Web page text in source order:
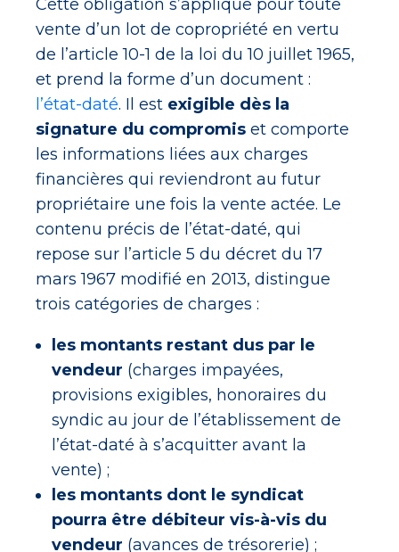
Cette obligation s’applique pour toute
vente d’un lot de copropriété en vertu
de l’article 10-1 de la loi du 10 juillet 1965,
et prend la forme d’un document :
l’état-daté. Il est exigible dès la
signature du compromis et comporte
les informations liées aux charges
financières qui reviendront au futur
propriétaire une fois la vente actée. Le
contenu précis de l’état-daté, qui
repose sur l’article 5 du décret du 17
mars 1967 modifié en 2013, distingue
trois catégories de charges :
les montants restant dus par le
vendeur (charges impayées,
provisions exigibles, honoraires du
syndic au jour de l’établissement de
l’état-daté à s’acquitter avant la
vente) ;
les montants dont le syndicat
pourra être débiteur vis-à-vis du
vendeur (avances de trésorerie) ;